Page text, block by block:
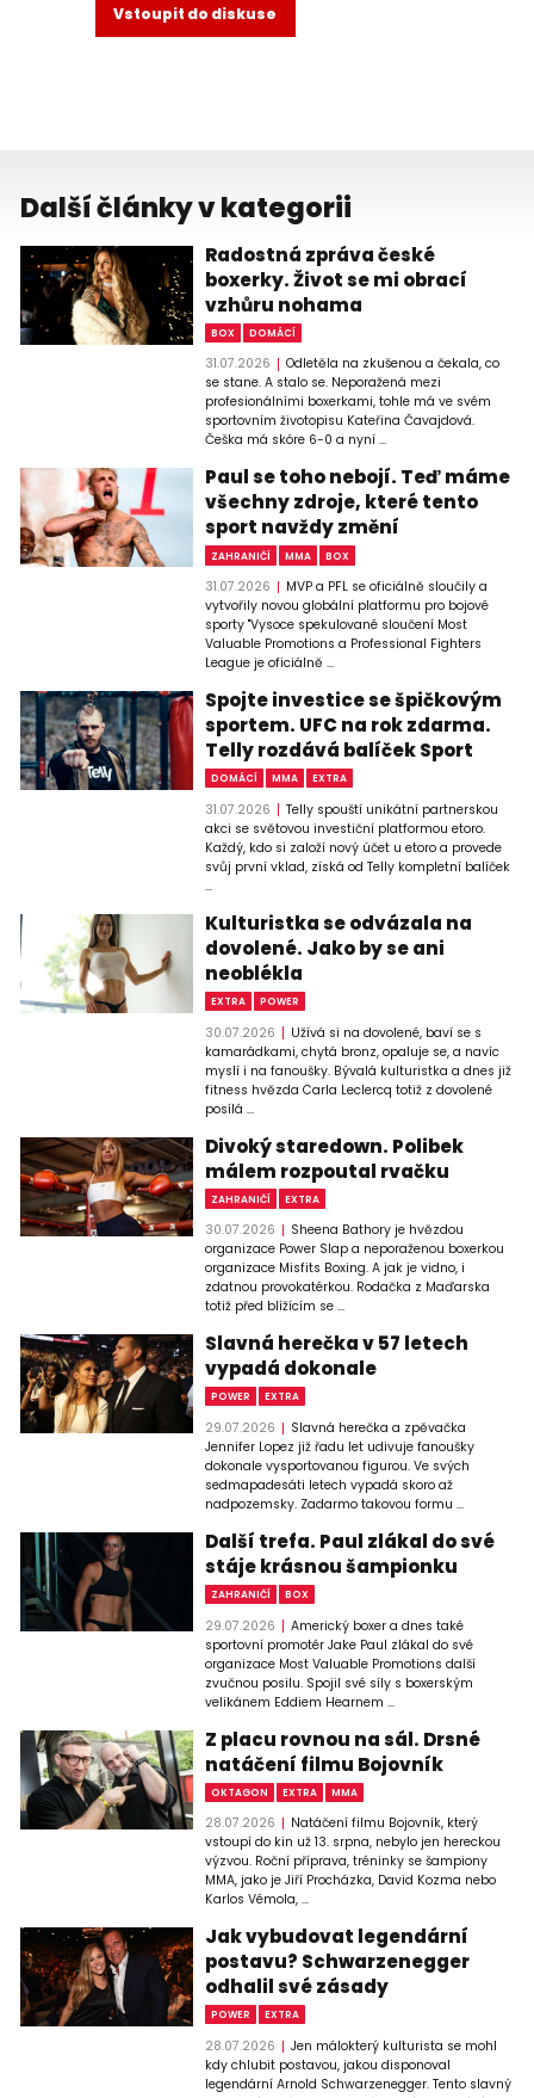
Vstoupit do diskuse
Další články v kategorii
Radostná zpráva české
boxerky. Život se mi obrací
vzhůru nohama
BOX DOMÁCÍ
31.07.2026
Odletěla na zkušenou a čekala, co
se stane. A stalo se. Neporažená mezi
profesionálními boxerkami, tohle má ve svém
sportovním životopisu Kateřina Čavajdová.
Češka má skóre 6-0 a nyní ...
Paul se toho nebojí. Teď máme
všechny zdroje, které tento
sport navždy změní
ZAHRANIČÍ MMA BOX
31.07.2026
MVP a PFL se oficiálně sloučily a
vytvořily novou globální platformu pro bojové
sporty "Vysoce spekulované sloučení Most
Valuable Promotions a Professional Fighters
League je oficiálně ...
Spojte investice se špičkovým
sportem. UFC na rok zdarma.
Telly rozdává balíček Sport
DOMÁCÍ MMA EXTRA
31.07.2026
Telly spouští unikátní partnerskou
akci se světovou investiční platformou etoro.
Každý, kdo si založí nový účet u etoro a provede
svůj první vklad, získá od Telly kompletní balíček
...
Kulturistka se odvázala na
dovolené. Jako by se ani
neoblékla
EXTRA POWER
30.07.2026
Užívá si na dovolené, baví se s
kamarádkami, chytá bronz, opaluje se, a navíc
myslí i na fanoušky. Bývalá kulturistka a dnes již
fitness hvězda Carla Leclercq totiž z dovolené
posílá ...
Divoký staredown. Polibek
málem rozpoutal rvačku
ZAHRANIČÍ EXTRA
30.07.2026
Sheena Bathory je hvězdou
organizace Power Slap a neporaženou boxerkou
organizace Misfits Boxing. A jak je vidno, i
zdatnou provokatérkou. Rodačka z Maďarska
totiž před blížícím se ...
Slavná herečka v 57 letech
vypadá dokonale
POWER EXTRA
29.07.2026
Slavná herečka a zpěvačka
Jennifer Lopez již řadu let udivuje fanoušky
dokonale vysportovanou figurou. Ve svých
sedmapadesáti letech vypadá skoro až
nadpozemsky. Zadarmo takovou formu ...
Další trefa. Paul zlákal do své
stáje krásnou šampionku
ZAHRANIČÍ BOX
29.07.2026
Americký boxer a dnes také
sportovní promotér Jake Paul zlákal do své
organizace Most Valuable Promotions další
zvučnou posilu. Spojil své síly s boxerským
velikánem Eddiem Hearnem ...
Z placu rovnou na sál. Drsné
natáčení filmu Bojovník
OKTAGON EXTRA MMA
28.07.2026
Natáčení filmu Bojovník, který
vstoupí do kin už 13. srpna, nebylo jen hereckou
výzvou. Roční příprava, tréninky se šampiony
MMA, jako je Jiří Procházka, David Kozma nebo
Karlos Vémola, ...
Jak vybudovat legendární
postavu? Schwarzenegger
odhalil své zásady
POWER EXTRA
28.07.2026
Jen málokterý kulturista se mohl
kdy chlubit postavou, jakou disponoval
legendární Arnold Schwarzenegger. Tento slavný